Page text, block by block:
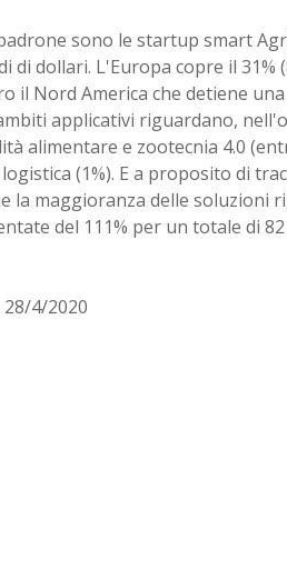
sono le startup smart
di dollari. L'Europa copre il
il Nord America che detiene
applicativi riguardano,
alimentare e zootecnia 4.0
(1%). E a proposito di
la maggioranza delle soluzioni
del 111% per un totale di
28/4/2020